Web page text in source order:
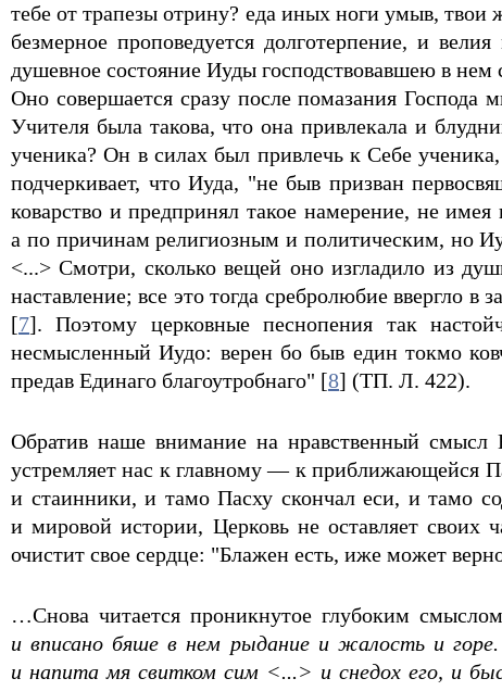
тебе от трапезы отрину? еда иных ноги умыв,
безмерное проповедуется долготерпение, и
душевное состояние Иуды господствовавшею в
Оно совершается сразу после помазания
Учителя была такова, что она привлекала и
ученика? Он в силах был привлечь к Себе
подчеркивает, что Иуда, "не быв призван
коварство и предпринял такое намерение, не
а по причинам религиозным и политическим, но
<...> Смотри, сколько вещей оно изгладило из
наставление; все это тогда сребролюбие ввергло в
[7]. Поэтому церковные песнопения так
несмысленный Иудо: верен бо быв един токмо
предав Единаго благоутробнаго" [8] (ТП. Л. 422).
Обратив наше внимание на нравственный смысл
устремляет нас к главному — к приближающейся
и стаинники, и тамо Пасху скончал еси, и тамо
и мировой истории, Церковь не оставляет
очистит свое сердце: "Блажен есть, иже может
…Снова читается проникнутое глубоким
и вписано бяше в нем рыдание и жалость и
и напита мя свитком сим <...> и снедох его, и